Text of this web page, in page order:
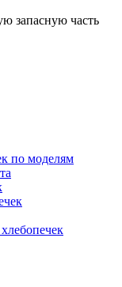
запасную часть
по моделям